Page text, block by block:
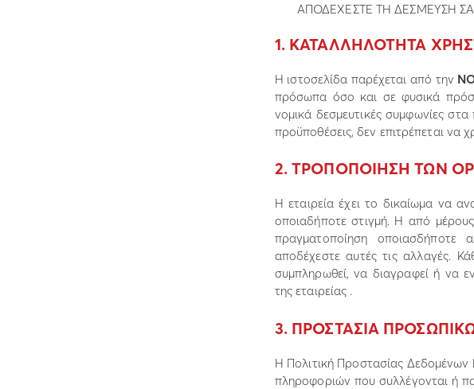
ΑΠΟ∆ΕΧΕΣΤΕ ΤΗ ∆ΕΣΜΕΥΣΗ
1. ΚΑΤΑΛΛΗΛΟΤΗΤΑ
Η ιστοσελίδα παρέχεται από την
πρόσωπα όσο και σε φυσικά
νοµικά δεσµευτικές συµφωνίες
προϋποθέσεις, δεν επιτρέπεται να
2. ΤΡΟΠΟΠΟΙΗΣΗ ΤΩΝ
Η εταιρεία έχει το δικαίωµα να
οποιαδήποτε στιγµή. Η από
πραγµατοποίηση
αποδέχεστε αυτές τις αλλαγές.
συµπληρωθεί, να διαγραφεί ή να
της εταιρείας .
3. ΠΡΟΣΤΑΣΙΑ
Η Πολιτική Προστασίας ∆εδοµένων
πληροφοριών που συλλέγονται ή